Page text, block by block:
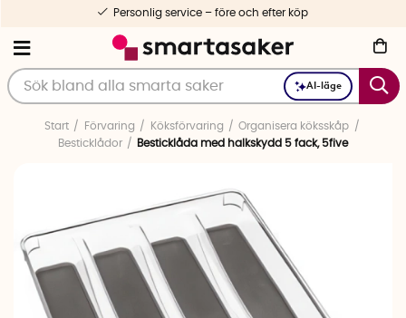
AI-läge
Personlig service – före och efter köp
Start Förvaring Köksförvaring
Organisera köksskåp
Besticklådor
Besticklåda med halkskydd 5 fack, 5five